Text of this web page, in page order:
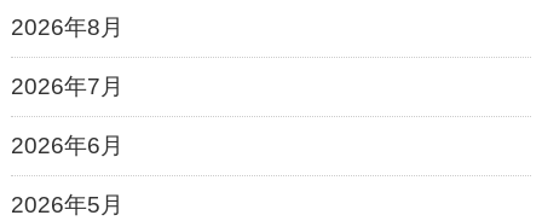
2026年8月
2026年7月
2026年6月
2026年5月